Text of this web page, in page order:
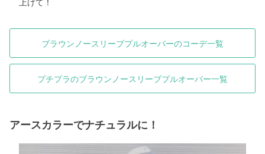
上げて！
ブラウンノースリーブプルオーバーのコーデ一覧
プチプラのブラウンノースリーブプルオーバー一覧
アースカラーでナチュラルに！